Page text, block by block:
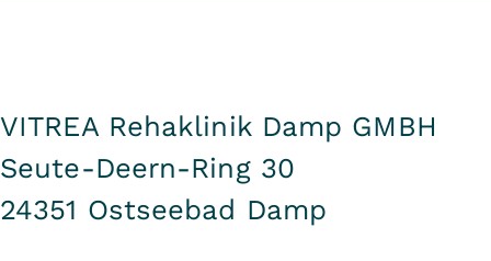
VITREA Rehaklinik Damp GMBH
Seute-Deern-Ring 30
24351 Ostseebad Damp